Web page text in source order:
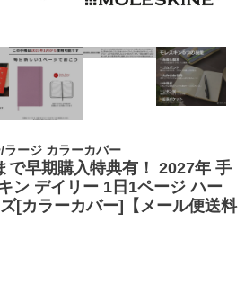
ラージ カラーカバー
で早期購入特典有！ 2027年 手
ン デイリー 1日1ページ ハー
[カラーカバー]【メール便送料